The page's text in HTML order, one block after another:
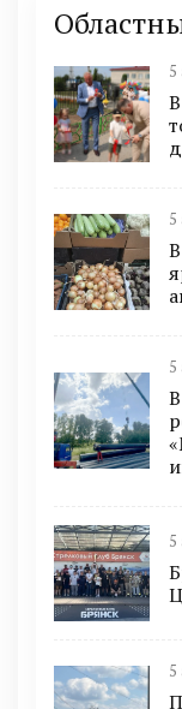
5
5
5
5
5